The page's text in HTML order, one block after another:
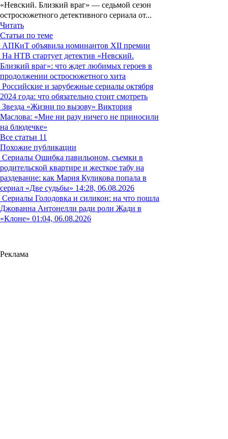
«Невский. Близкий враг» — седьмой сезон
остросюжетного детективного сериала от...
Читать
Статьи по теме
АПКиТ объявила номинантов XII премии
На НТВ стартует детектив «Невский.
Близкий враг»: что ждет любимых героев в
продолжении остросюжетного хита
Российские и зарубежные сериалы октября
2024 года: что обязательно стоит смотреть
Звезда «Жизни по вызову» Виктория
Маслова: «Мне ни разу ничего не приносили
на блюдечке»
Все статьи 11
Похожие публикации
Сериалы Ошибка павильоном, съемки в
родительской квартире и жесткое табу на
раздевание: как Мария Куликова попала в
сериал «Две судьбы» 14:28, 06.08.2026
Сериалы Голодовка и силикон: на что пошла
Джованна Антонелли ради роли Жади в
«Клоне» 01:04, 06.08.2026
Реклама